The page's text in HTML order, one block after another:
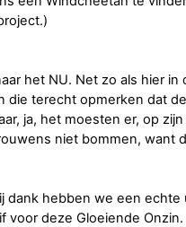
het NU. Net zo als hier
die terecht opmerken dat
ja, het moesten er, op
niet bommen, want
dank hebben we een
voor deze Gloeiende